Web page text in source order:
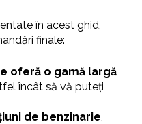
în acest ghid,
finale:
oferă o gamă largă
încât să vă puteți
de benzinarie,